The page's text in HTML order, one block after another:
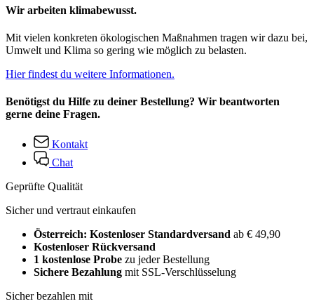
Wir arbeiten klimabewusst.
Mit vielen konkreten ökologischen Maßnahmen tragen wir dazu bei,
Umwelt und Klima so gering wie möglich zu belasten.
Hier findest du weitere Informationen.
Benötigst du Hilfe zu deiner Bestellung? Wir beantworten
gerne deine Fragen.
Kontakt
Chat
Geprüfte Qualität
Sicher und vertraut einkaufen
Österreich: Kostenloser Standardversand ab € 49,90
Kostenloser Rückversand
1 kostenlose Probe zu jeder Bestellung
Sichere Bezahlung mit SSL-Verschlüsselung
Sicher bezahlen mit